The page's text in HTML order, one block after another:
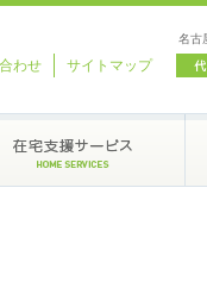
名古
わせ サイトマップ